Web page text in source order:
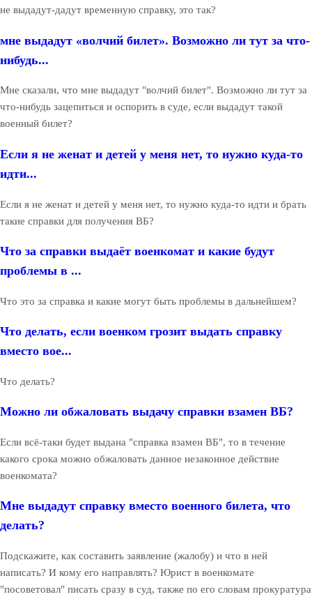
не выдадут-дадут временную справку, это так?
мне выдадут «волчий билет». Возможно ли тут за что-
нибудь...
Мне сказали, что мне выдадут "волчий билет". Возможно ли тут за
что-нибудь зацепиться и оспорить в суде, если выдадут такой
военный билет?
Если я не женат и детей у меня нет, то нужно куда-то
идти...
Если я не женат и детей у меня нет, то нужно куда-то идти и брать
такие справки для получения ВБ?
Что за справки выдаёт военкомат и какие будут
проблемы в ...
Что это за справка и какие могут быть проблемы в дальнейшем?
Что делать, если военком грозит выдать справку
вместо вое...
Что делать?
Можно ли обжаловать выдачу справки взамен ВБ?
Если всё-таки будет выдана "справка взамен ВБ", то в течение
какого срока можно обжаловать данное незаконное действие
военкомата?
Мне выдадут справку вместо военного билета, что
делать?
Подскажите, как составить заявление (жалобу) и что в ней
написать? И кому его направлять? Юрист в военкомате
"посоветовал" писать сразу в суд, также по его словам прокуратура